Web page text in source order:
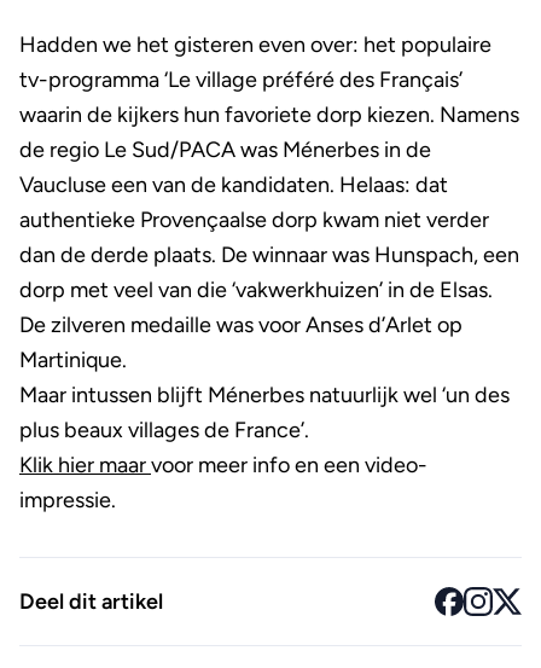
Hadden we het gisteren even over: het populaire
tv-programma ‘Le village préféré des Français’
waarin de kijkers hun favoriete dorp kiezen. Namens
de regio Le Sud/PACA was Ménerbes in de
Vaucluse een van de kandidaten. Helaas: dat
authentieke Provençaalse dorp kwam niet verder
dan de derde plaats. De winnaar was Hunspach, een
dorp met veel van die ‘vakwerkhuizen’ in de Elsas.
De zilveren medaille was voor Anses d’Arlet op
Martinique.
Maar intussen blijft Ménerbes natuurlijk wel ‘un des
plus beaux villages de France’.
Klik hier maarvoor meer info en een video-
impressie.
Deel dit artikel